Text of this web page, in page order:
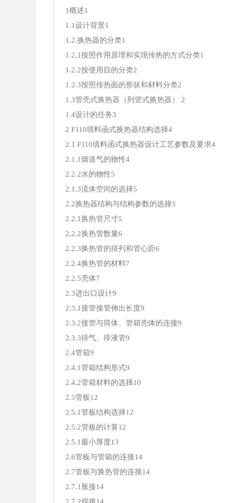
1概述1
1.1设计背景1
1.2.换热器的分类1
1.2.1按照作用原理和实现传热的方式分类1
1.2.2按使用目的分类2
1.2.3按照传热面的形状和材料分类2
1.3管壳式换热器（列管式换热器） 2
1.4设计的任务3
2 F110填料函式换热器结构选择4
2.1 F110填料函式换热器设计工艺参数及要求4
2.1.1烟道气的物性4
2.2.2水的物性5
2.1.3流体空间的选择5
2.2换热器结构与结构参数的选择5
2.2.1换热管尺寸5
2.2.2换热管数量6
2.2.3换热管的排列和管心距6
2.2.4换热管的材料7
2.2.5壳体7
2.3进出口设计9
2.3.1接管接管伸出长度9
2.3.2接管与筒体、管箱壳体的连接9
2.3.3排气、排液管9
2.4管箱9
2.4.1管箱结构形式9
2.4.2管箱材料的选择10
2.5管板12
2.5.1管板结构选择12
2.5.2管板的计算12
2.5.1最小厚度13
2.6管板与管箱的连接14
2.7管板与换热管的连接14
2.7.1胀接14
2.7.2焊接14